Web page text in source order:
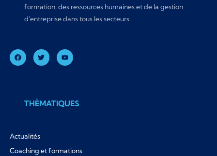
formation, des ressources humaines et de la gestion
d'entreprise dans tous les secteurs.
THÈMATIQUES
Actualités
Coaching et formations